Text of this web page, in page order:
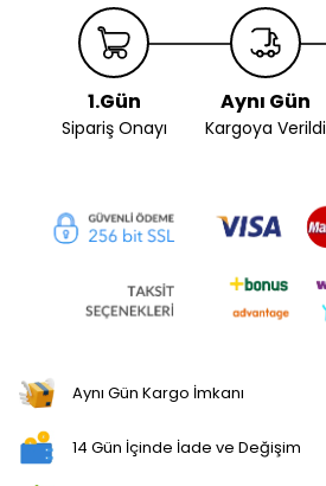
1.Gün
Sipariş Onayı
Aynı Gün
Kargoya Verildi
Aynı Gün Kargo İmkanı
14 Gün İçinde İade ve Değişim